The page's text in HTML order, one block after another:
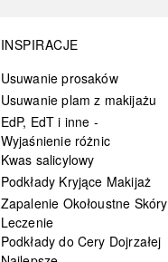
INSPIRACJE
Usuwanie prosaków
Usuwanie plam z makijażu
EdP, EdT i inne -
Wyjaśnienie różnic
Kwas salicylowy
Podkłady Kryjące Makijaż
Zapalenie Okołoustne Skóry
Leczenie
Podkłady do Cery Dojrzałej